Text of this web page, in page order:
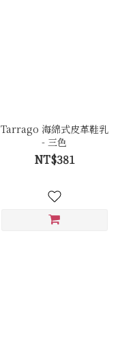
Tarrago 海綿式皮革鞋乳
- 三色
NT$381